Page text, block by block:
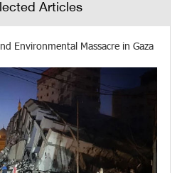
Articles
Environmental Massacre in Gaza